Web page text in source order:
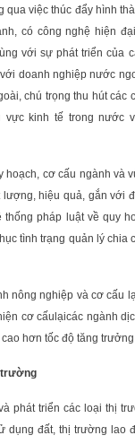
qua việc thúc đẩy hình
có công nghệ hiện
với sự phát triển của
doanh nghiệp nước
chú trọng thu hút các
vực kinh tế trong nước
hoạch, cơ cấu ngành và
hiệu quả, gắn với
thống pháp luật về quy
tình trạng quản lý chia
nông nghiệp và cơ cấu
cơ cấulạicác ngành
hơn tốc độ tăng trưởng
trường
phát triển các loại thị
dụng đất, thị trường lao